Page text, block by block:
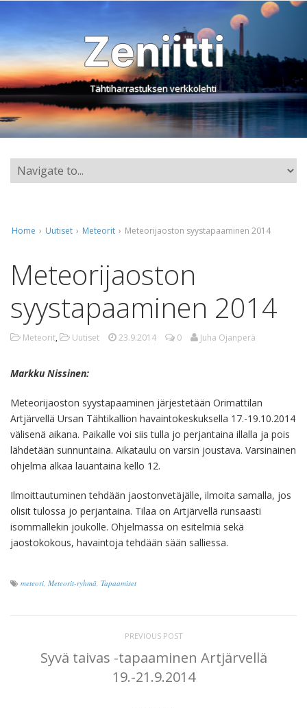
Zeniitti
Tähtiharrastuksen verkkolehti
Home › Uutiset › Meteorit › Meteorijaoston syystapaaminen 2014
Meteorijaoston
syystapaaminen 2014
Meteorit, Uutiset 23.9.2014 0 Juha Ojanperä
Markku Nissinen:
Meteorijaoston syystapaaminen järjestetään Orimattilan
Artjärvellä Ursan Tähtikallion havaintokeskuksella 17.-19.10.2014
välisenä aikana. Paikalle voi siis tulla jo perjantaina illalla ja pois
lähdetään sunnuntaina. Aikataulu on varsin joustava. Varsinainen
ohjelma alkaa lauantaina kello 12.
Ilmoittautuminen tehdään jaostonvetäjälle, ilmoita samalla, jos
olisit tulossa jo perjantaina. Tilaa on Artjärvellä runsaasti
isommallekin joukolle. Ohjelmassa on esitelmiä sekä
jaostokokous, havaintoja tehdään sään salliessa.
meteori, Meteorit-ryhmä, Tapaamiset
PREVIOUS POST
Syvä taivas -tapaaminen Artjärvellä
19.-21.9.2014